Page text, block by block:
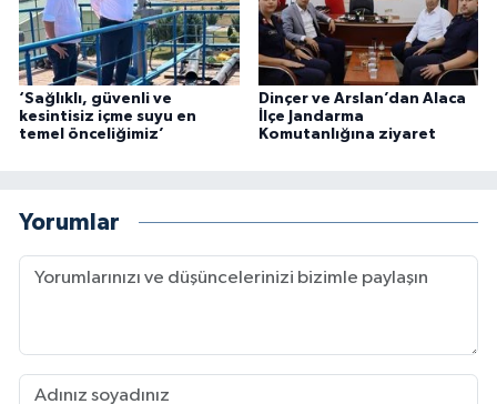
‘Sağlıklı, güvenli ve
kesintisiz içme suyu en
temel önceliğimiz’
Dinçer ve Arslan’dan Alaca
İlçe Jandarma
Komutanlığına ziyaret
Yorumlar